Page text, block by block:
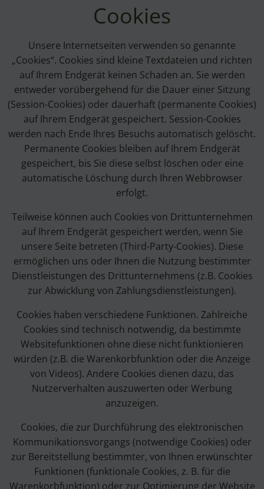
Cookies
Unsere Internetseiten verwenden so genannte
„Cookies“. Cookies sind kleine Textdateien und richten
auf Ihrem Endgerät keinen Schaden an. Sie werden
entweder vorübergehend für die Dauer einer Sitzung
(Session-Cookies) oder dauerhaft (permanente Cookies)
auf Ihrem Endgerät gespeichert. Session-Cookies
werden nach Ende Ihres Besuchs automatisch gelöscht.
Permanente Cookies bleiben auf Ihrem Endgerät
gespeichert, bis Sie diese selbst löschen oder eine
automatische Löschung durch Ihren Webbrowser
erfolgt.
Teilweise können auch Cookies von Drittunternehmen
auf Ihrem Endgerät gespeichert werden, wenn Sie
unsere Seite betreten (Third-Party-Cookies). Diese
ermöglichen uns oder Ihnen die Nutzung bestimmter
Dienstleistungen des Drittunternehmens (z.B. Cookies
zur Abwicklung von Zahlungsdienstleistungen).
Cookies haben verschiedene Funktionen. Zahlreiche
Cookies sind technisch notwendig, da bestimmte
Websitefunktionen ohne diese nicht funktionieren
würden (z.B. die Warenkorbfunktion oder die Anzeige
von Videos). Andere Cookies dienen dazu, das
Nutzerverhalten auszuwerten oder Werbung
anzuzeigen.
Cookies, die zur Durchführung des elektronischen
Kommunikationsvorgangs (notwendige Cookies) oder
zur Bereitstellung bestimmter, von Ihnen erwünschter
Funktionen (funktionale Cookies, z. B. für die
Warenkorbfunktion) oder zur Optimierung der Website